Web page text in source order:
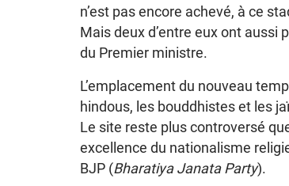
n’est pas encore achevé, à ce
Mais deux d’entre eux ont aussi
du Premier ministre.
L’emplacement du nouveau
hindous, les bouddhistes et les
Le site reste plus controversé
excellence du nationalisme
BJP (Bharatiya Janata Party).